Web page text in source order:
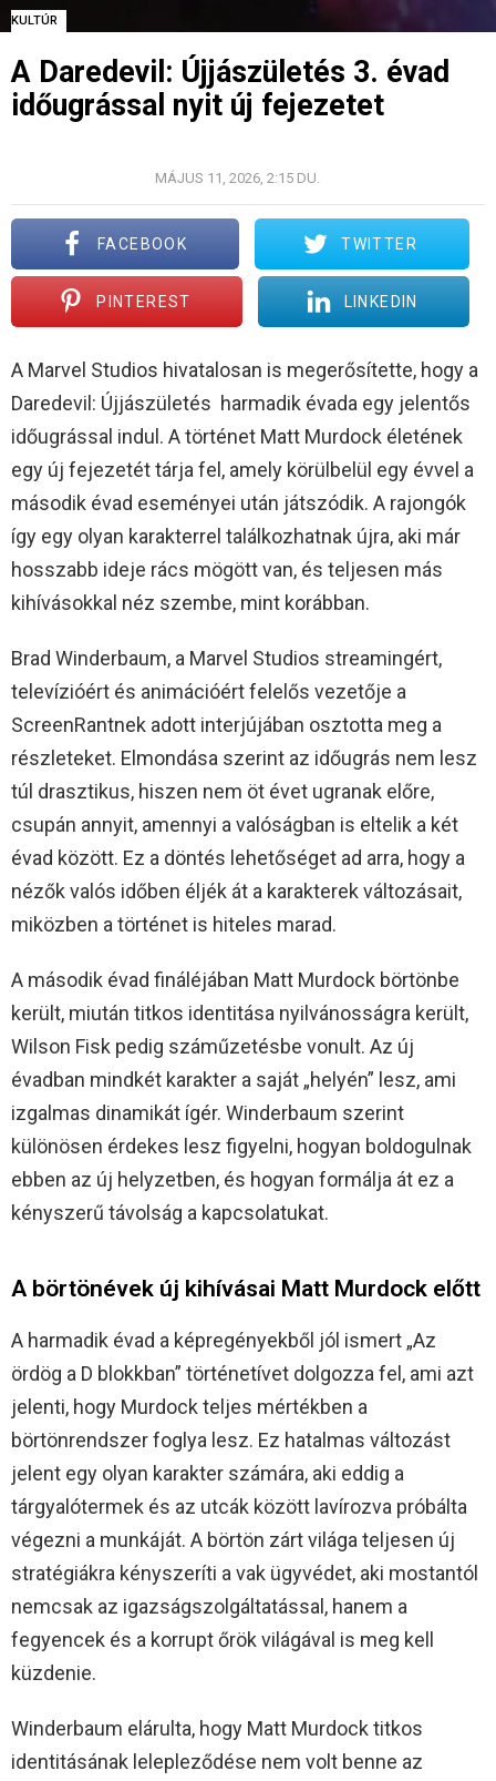
KULTÚR
A Daredevil: Újjászületés 3. évad
időugrással nyit új fejezetet
MÁJUS 11, 2026, 2:15 DU.
FACEBOOK TWITTER
PINTEREST LINKEDIN
A Marvel Studios hivatalosan is megerősítette, hogy a
Daredevil: Újjászületés harmadik évada egy jelentős
időugrással indul. A történet Matt Murdock életének
egy új fejezetét tárja fel, amely körülbelül egy évvel a
második évad eseményei után játszódik. A rajongók
így egy olyan karakterrel találkozhatnak újra, aki már
hosszabb ideje rács mögött van, és teljesen más
kihívásokkal néz szembe, mint korábban.
Brad Winderbaum, a Marvel Studios streamingért,
televízióért és animációért felelős vezetője a
ScreenRantnek adott interjújában osztotta meg a
részleteket. Elmondása szerint az időugrás nem lesz
túl drasztikus, hiszen nem öt évet ugranak előre,
csupán annyit, amennyi a valóságban is eltelik a két
évad között. Ez a döntés lehetőséget ad arra, hogy a
nézők valós időben éljék át a karakterek változásait,
miközben a történet is hiteles marad.
A második évad fináléjában Matt Murdock börtönbe
került, miután titkos identitása nyilvánosságra került,
Wilson Fisk pedig száműzetésbe vonult. Az új
évadban mindkét karakter a saját „helyén” lesz, ami
izgalmas dinamikát ígér. Winderbaum szerint
különösen érdekes lesz figyelni, hogyan boldogulnak
ebben az új helyzetben, és hogyan formálja át ez a
kényszerű távolság a kapcsolatukat.
A börtönévek új kihívásai Matt Murdock előtt
A harmadik évad a képregényekből jól ismert „Az
ördög a D blokkban” történetívet dolgozza fel, ami azt
jelenti, hogy Murdock teljes mértékben a
börtönrendszer foglya lesz. Ez hatalmas változást
jelent egy olyan karakter számára, aki eddig a
tárgyalótermek és az utcák között lavírozva próbálta
végezni a munkáját. A börtön zárt világa teljesen új
stratégiákra kényszeríti a vak ügyvédet, aki mostantól
nemcsak az igazságszolgáltatással, hanem a
fegyencek és a korrupt őrök világával is meg kell
küzdenie.
Winderbaum elárulta, hogy Matt Murdock titkos
identitásának lelepleződése nem volt benne az